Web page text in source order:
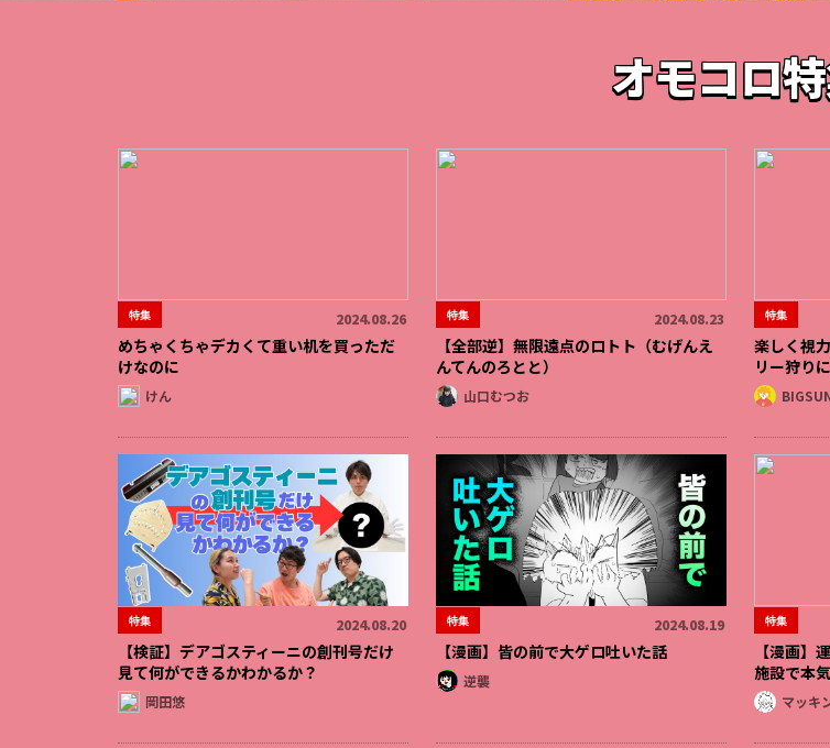
オモコロ
特集 2024.08.26
めちゃくちゃデカくて重い机を買っただ
けなのに
けん
特集 2024.08.23
【全部逆】無限遠点のロトト（むげんえ
んてんのろとと）
山口むつお
特集
楽しく視
リー狩り
特集 2024.08.20
【検証】デアゴスティーニの創刊号だけ
見て何ができるかわかるか？
岡田悠
特集 2024.08.19
【漫画】皆の前で大ゲロ吐いた話
逆襲
特集
【漫画】
施設で本
マッキ